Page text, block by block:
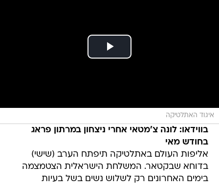
איגוד האתלטיקה
בווידאו: לונה צ'מטאי אחרי ניצחון במרתון פראג
בחודש מאי
אליפות העולם באתלטיקה תיפתח הערב (שישי)
בדוחא שבקטאר. המשלחת הישראלית הצטמצמה
בימים האחרונים רק לשלוש נשים בשל בעיות